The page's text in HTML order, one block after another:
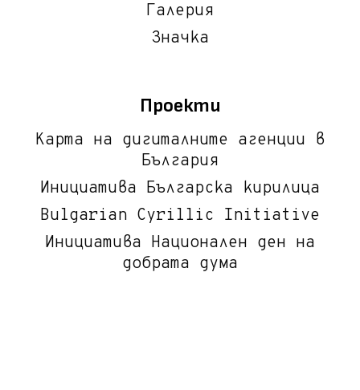
Галерия
Значка
Проекти
Карта на дигиталните агенции в
България
Инициатива Българска кирилица
Bulgarian Cyrillic Initiative
Инициатива Национален ден на
добрата дума